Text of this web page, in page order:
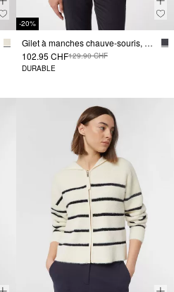
-20%
Gilet à manches chauve-souris, en viscose mélangée
102.95 CHF129.90 CHF
DURABLE